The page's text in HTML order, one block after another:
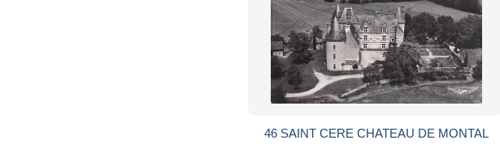
46 SAINT CERE CHATEAU DE MONTAL